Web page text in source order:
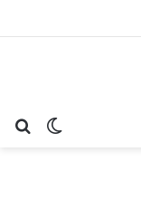
الوضع